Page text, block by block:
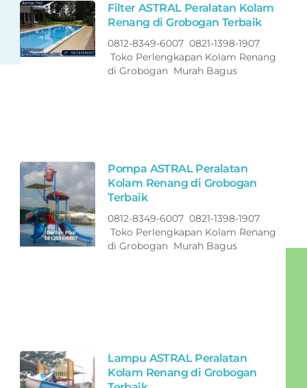
Filter ASTRAL Peralatan Kolam
Renang di Grobogan Terbaik
0812-8349-6007 0821-1398-1907
Toko Perlengkapan Kolam Renang
di Grobogan Murah Bagus
Pompa ASTRAL Peralatan
Kolam Renang di Grobogan
Terbaik
0812-8349-6007 0821-1398-1907
Toko Perlengkapan Kolam Renang
di Grobogan Murah Bagus
Lampu ASTRAL Peralatan
Kolam Renang di Grobogan